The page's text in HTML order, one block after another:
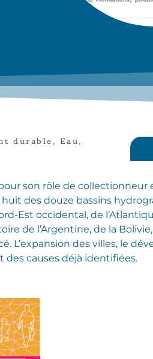
durable , Eau,
son rôle de collectionneur
des douze bassins
Est occidental, de
de l’Argentine, de la
L’expansion des villes, le
des causes déjà identifiées.